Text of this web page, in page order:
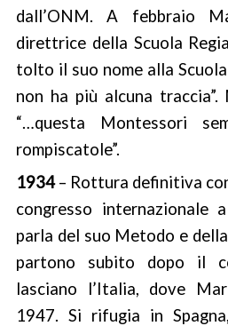
dall’ONM. A febbraio
direttrice della Scuola
tolto il suo nome alla
non ha più alcuna traccia”.
“…questa Montessori
rompiscatole”.
1934– Rottura definitiva
congresso internazionale
parla del suo Metodo e
partono subito dopo il
lasciano l’Italia, dove
1947. Si rifugia in